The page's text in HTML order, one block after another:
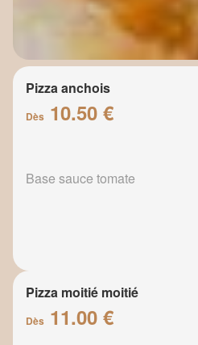
Pizza anchois
Dès 10.50 €
Base sauce tomate
Pizza moitié moitié
Dès 11.00 €